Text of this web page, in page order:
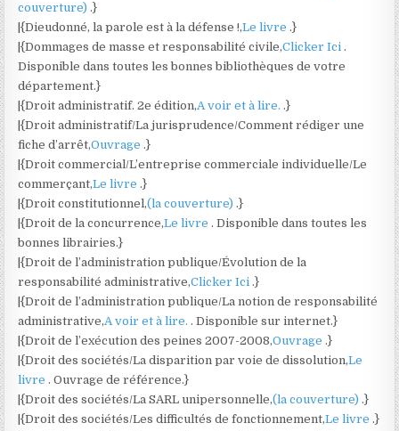
couverture).}
|{Dieudonné, la parole est à la défense !,Le livre.}
|{Dommages de masse et responsabilité civile,Clicker Ici.
Disponible dans toutes les bonnes bibliothèques de votre
département.}
|{Droit administratif. 2e édition,A voir et à lire..}
|{Droit administratif/La jurisprudence/Comment rédiger une
fiche d’arrêt,Ouvrage.}
|{Droit commercial/L’entreprise commerciale individuelle/Le
commerçant,Le livre.}
|{Droit constitutionnel,(la couverture).}
|{Droit de la concurrence,Le livre. Disponible dans toutes les
bonnes librairies.}
|{Droit de l’administration publique/Évolution de la
responsabilité administrative,Clicker Ici.}
|{Droit de l’administration publique/La notion de responsabilité
administrative,A voir et à lire.. Disponible sur internet.}
|{Droit de l’exécution des peines 2007-2008,Ouvrage.}
|{Droit des sociétés/La disparition par voie de dissolution,Le
livre. Ouvrage de référence.}
|{Droit des sociétés/La SARL unipersonnelle,(la couverture).}
|{Droit des sociétés/Les difficultés de fonctionnement,Le livre.}